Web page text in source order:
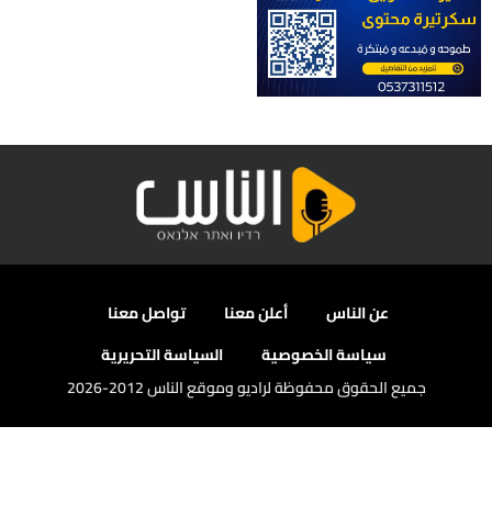
عن الناس أعلن معنا
تواصل معنا
سياسة الخصوصية
السياسة التحريرية
جميع الحقوق محفوظة لراديو وموقع الناس 2012-2026